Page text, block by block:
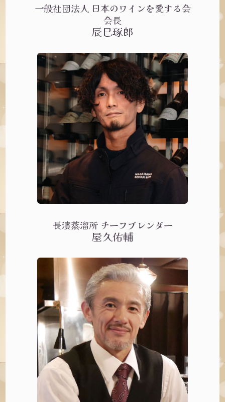
一般社団法人 日本のワインを愛する会
会長
辰巳琢郎
長濱蒸溜所 チーフブレンダー
屋久佑輔